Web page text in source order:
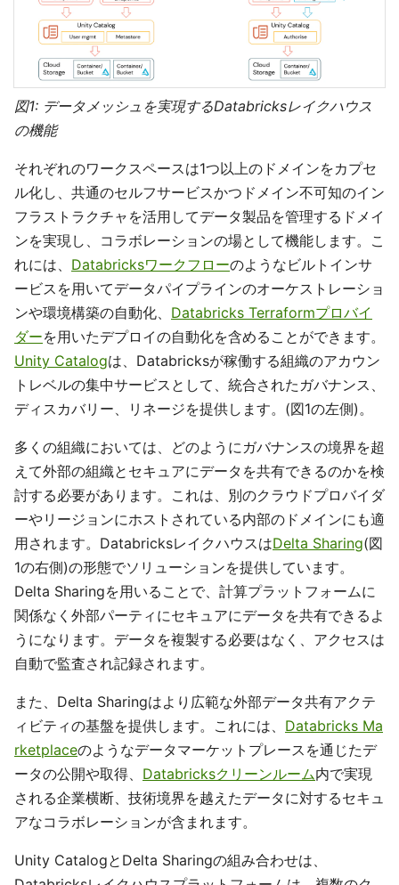
図1: データメッシュを実現するDatabricksレイクハウス
の機能
それぞれのワークスペースは1つ以上のドメインをカプセ
ル化し、共通のセルフサービスかつドメイン不可知のイン
フラストラクチャを活用してデータ製品を管理するドメイ
ンを実現し、コラボレーションの場として機能します。こ
れには、 Databricksワークフローのようなビルトインサ
ービスを用いてデータパイプラインのオーケストレーショ
ンや環境構築の自動化、 Databricks Terraformプロバイ
ダーを用いたデプロイの自動化を含めることができます。
Unity Catalogは、Databricksが稼働する組織のアカウン
トレベルの集中サービスとして、統合されたガバナンス、
ディスカバリー、リネージを提供します。(図1の左側)。
多くの組織においては、どのようにガバナンスの境界を超
えて外部の組織とセキュアにデータを共有できるのかを検
討する必要があります。これは、別のクラウドプロバイダ
ーやリージョンにホストされている内部のドメインにも適
用されます。DatabricksレイクハウスはDelta Sharing(図
1の右側)の形態でソリューションを提供しています。
Delta Sharingを用いることで、計算プラットフォームに
関係なく外部パーティにセキュアにデータを共有できるよ
うになります。データを複製する必要はなく、アクセスは
自動で監査され記録されます。
また、Delta Sharingはより広範な外部データ共有アクテ
ィビティの基盤を提供します。これには、 Databricks Ma
rketplaceのようなデータマーケットプレースを通じたデ
ータの公開や取得、 Databricksクリーンルーム内で実現
される企業横断、技術境界を越えたデータに対するセキュ
アなコラボレーションが含まれます。
Unity CatalogとDelta Sharingの組み合わせは、